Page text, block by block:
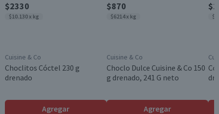
$2330
$10.130 x kg
Cuisine & Co
Choclitos Cóctel 230 g
drenado
Agregar
$870
$6214 x kg
Cuisine & Co
Choclo Dulce Cuisine & Co 150
g drenado, 241 G neto
Agregar